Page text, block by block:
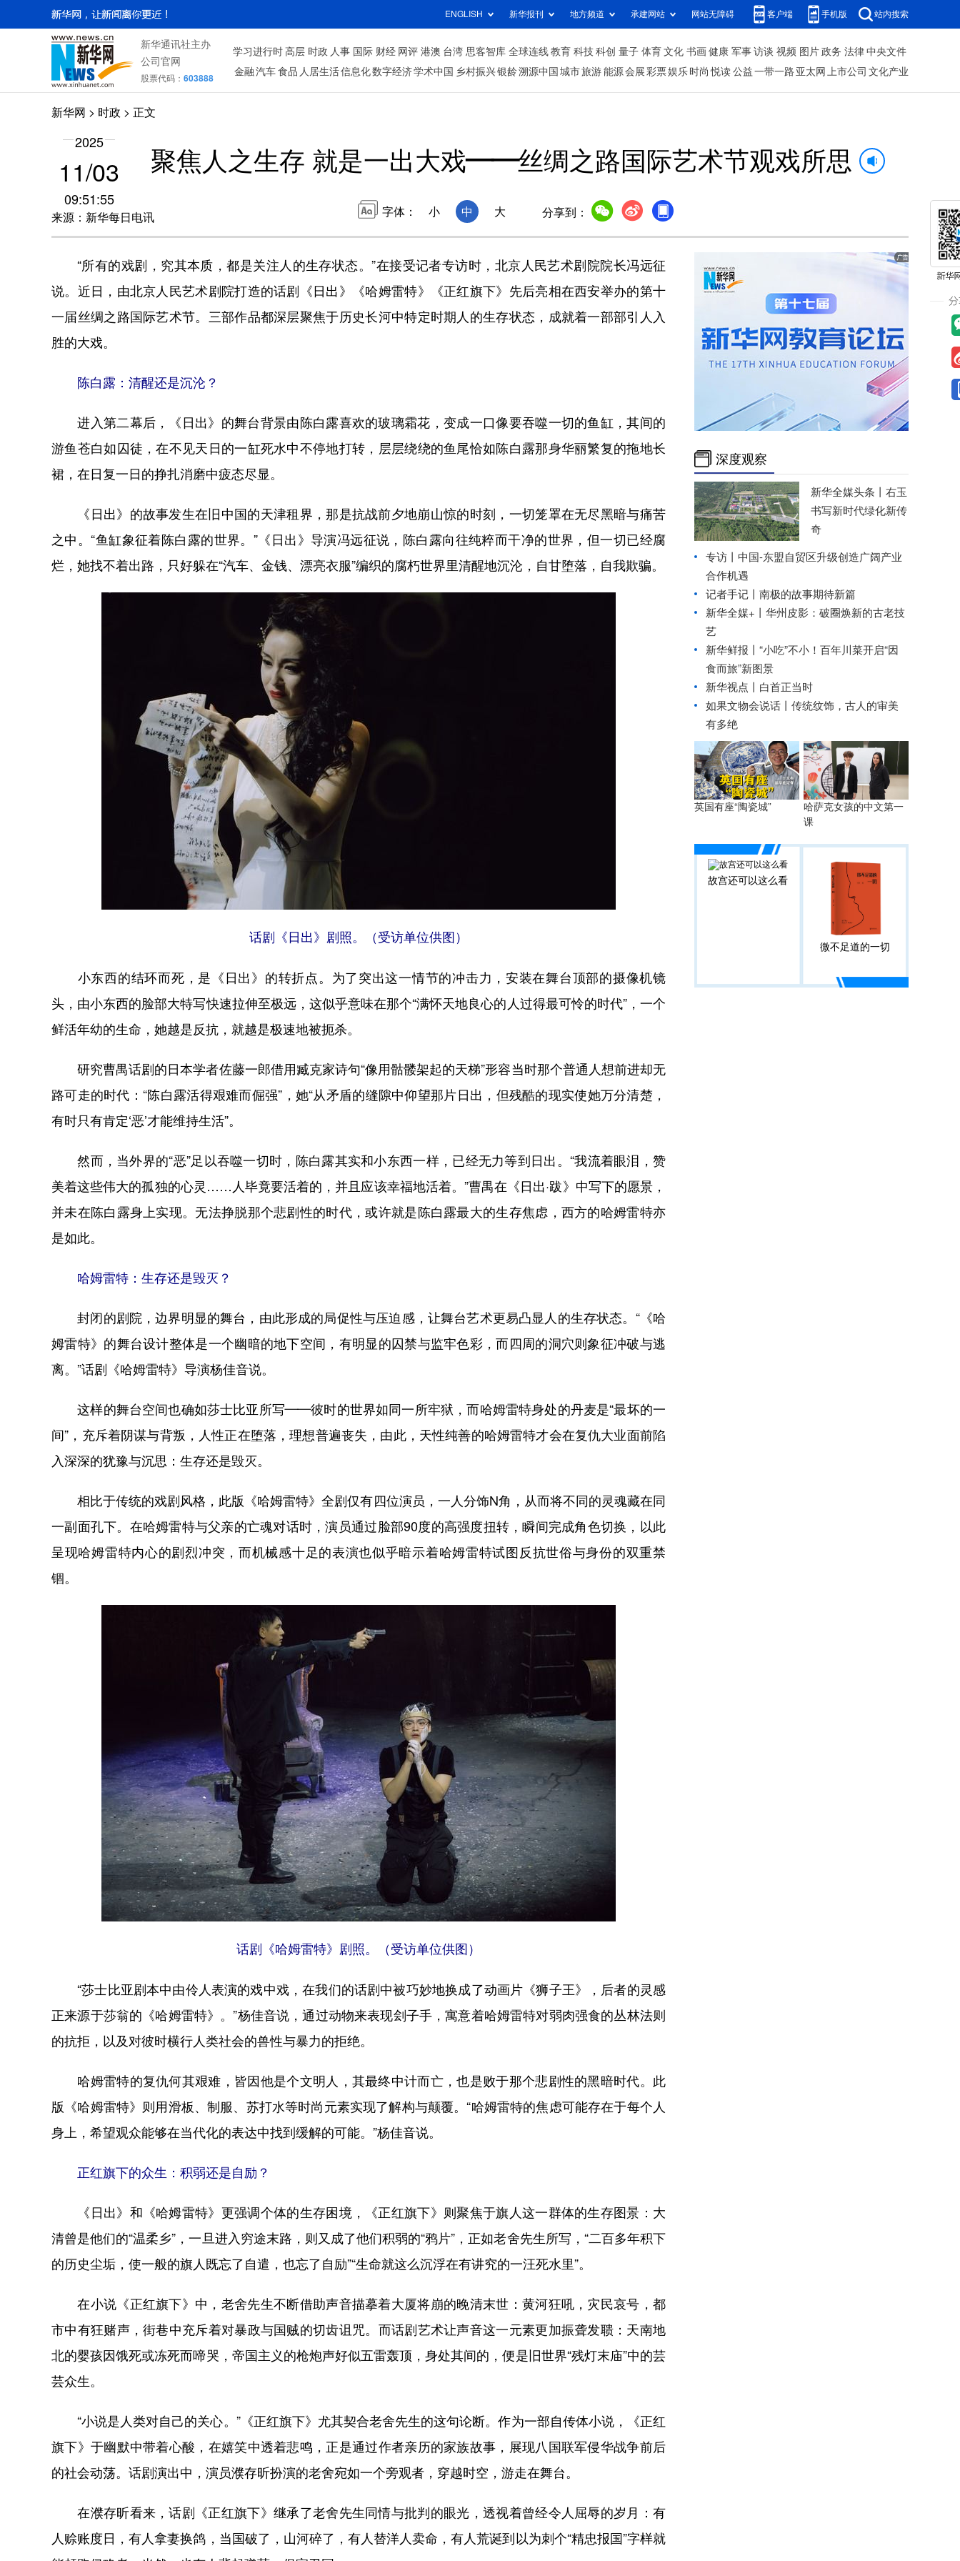
ENGLISH 新华报刊 地方频道 承建网站 网站无障碍 客户端 手机版 站内搜索
新华通讯社主办
公司官网
股票代码： 603888
学习进行时 高层 时政 人事 国际 财经 网评 港澳 台湾 思客智库 全球连线 教育 科技 科创 量子 体育 文化 书画 健康 军事 访谈 视频 图片 政务 法律 中央文件
金融 汽车 食品 人居生活信息化数字经济学术中国 乡村振兴银龄溯源中国 城市旅游 能源 会展 彩票娱乐 时尚 悦读 公益 一带一路 亚太网 上市公司 文化产业
新华网 > 时政 > 正文
2025
11/03
09:51:55
来源：新华每日电讯
聚焦人之生存 就是一出大戏——丝绸之路国际艺术节观戏所思
字体： 小 中 大 分享到：
“所有的戏剧，究其本质，都是关注人的生存状态。”在接受记者专访时，北京人民艺术剧院院长冯远征
说。近日，由北京人民艺术剧院打造的话剧《日出》《哈姆雷特》《正红旗下》先后亮相在西安举办的第十
一届丝绸之路国际艺术节。三部作品都深层聚焦于历史长河中特定时期人的生存状态，成就着一部部引人入
胜的大戏。
陈白露：清醒还是沉沦？
进入第二幕后，《日出》的舞台背景由陈白露喜欢的玻璃霜花，变成一口像要吞噬一切的鱼缸，其间的
游鱼苍白如囚徒，在不见天日的一缸死水中不停地打转，层层绕绕的鱼尾恰如陈白露那身华丽繁复的拖地长
裙，在日复一日的挣扎消磨中疲态尽显。
《日出》的故事发生在旧中国的天津租界，那是抗战前夕地崩山惊的时刻，一切笼罩在无尽黑暗与痛苦
之中。“鱼缸象征着陈白露的世界。”《日出》导演冯远征说，陈白露向往纯粹而干净的世界，但一切已经腐
烂，她找不着出路，只好躲在“汽车、金钱、漂亮衣服”编织的腐朽世界里清醒地沉沦，自甘堕落，自我欺骗。
话剧《日出》剧照。（受访单位供图）
小东西的结环而死，是《日出》的转折点。为了突出这一情节的冲击力，安装在舞台顶部的摄像机镜
头，由小东西的脸部大特写快速拉伸至极远，这似乎意味在那个“满怀天地良心的人过得最可怜的时代”，一个
鲜活年幼的生命，她越是反抗，就越是极速地被扼杀。
研究曹禺话剧的日本学者佐藤一郎借用臧克家诗句“像用骷髅架起的天梯”形容当时那个普通人想前进却无
路可走的时代：“陈白露活得艰难而倔强”，她“从矛盾的缝隙中仰望那片日出，但残酷的现实使她万分清楚，
有时只有肯定‘恶’才能维持生活”。
然而，当外界的“恶”足以吞噬一切时，陈白露其实和小东西一样，已经无力等到日出。“我流着眼泪，赞
美着这些伟大的孤独的心灵……人毕竟要活着的，并且应该幸福地活着。”曹禺在《日出·跋》中写下的愿景，
并未在陈白露身上实现。无法挣脱那个悲剧性的时代，或许就是陈白露最大的生存焦虑，西方的哈姆雷特亦
是如此。
哈姆雷特：生存还是毁灭？
封闭的剧院，边界明显的舞台，由此形成的局促性与压迫感，让舞台艺术更易凸显人的生存状态。“《哈
姆雷特》的舞台设计整体是一个幽暗的地下空间，有明显的囚禁与监牢色彩，而四周的洞穴则象征冲破与逃
离。”话剧《哈姆雷特》导演杨佳音说。
这样的舞台空间也确如莎士比亚所写——彼时的世界如同一所牢狱，而哈姆雷特身处的丹麦是“最坏的一
间”，充斥着阴谋与背叛，人性正在堕落，理想普遍丧失，由此，天性纯善的哈姆雷特才会在复仇大业面前陷
入深深的犹豫与沉思：生存还是毁灭。
相比于传统的戏剧风格，此版《哈姆雷特》全剧仅有四位演员，一人分饰N角，从而将不同的灵魂藏在同
一副面孔下。在哈姆雷特与父亲的亡魂对话时，演员通过脸部90度的高强度扭转，瞬间完成角色切换，以此
呈现哈姆雷特内心的剧烈冲突，而机械感十足的表演也似乎暗示着哈姆雷特试图反抗世俗与身份的双重禁
锢。
话剧《哈姆雷特》剧照。（受访单位供图）
“莎士比亚剧本中由伶人表演的戏中戏，在我们的话剧中被巧妙地换成了动画片《狮子王》，后者的灵感
正来源于莎翁的《哈姆雷特》。”杨佳音说，通过动物来表现刽子手，寓意着哈姆雷特对弱肉强食的丛林法则
的抗拒，以及对彼时横行人类社会的兽性与暴力的拒绝。
哈姆雷特的复仇何其艰难，皆因他是个文明人，其最终中计而亡，也是败于那个悲剧性的黑暗时代。此
版《哈姆雷特》则用滑板、制服、苏打水等时尚元素实现了解构与颠覆。“哈姆雷特的焦虑可能存在于每个人
身上，希望观众能够在当代化的表达中找到缓解的可能。”杨佳音说。
正红旗下的众生：积弱还是自励？
《日出》和《哈姆雷特》更强调个体的生存困境，《正红旗下》则聚焦于旗人这一群体的生存图景：大
清曾是他们的“温柔乡”，一旦进入穷途末路，则又成了他们积弱的“鸦片”，正如老舍先生所写，“二百多年积下
的历史尘垢，使一般的旗人既忘了自遣，也忘了自励”“生命就这么沉浮在有讲究的一汪死水里”。
在小说《正红旗下》中，老舍先生不断借助声音描摹着大厦将崩的晚清末世：黄河狂吼，灾民哀号，都
市中有狂赌声，街巷中充斥着对暴政与国贼的切齿诅咒。而话剧艺术让声音这一元素更加振聋发聩：天南地
北的婴孩因饿死或冻死而啼哭，帝国主义的枪炮声好似五雷轰顶，身处其间的，便是旧世界“残灯末庙”中的芸
芸众生。
“小说是人类对自己的关心。”《正红旗下》尤其契合老舍先生的这句论断。作为一部自传体小说，《正红
旗下》于幽默中带着心酸，在嬉笑中透着悲鸣，正是通过作者亲历的家族故事，展现八国联军侵华战争前后
的社会动荡。话剧演出中，演员濮存昕扮演的老舍宛如一个旁观者，穿越时空，游走在舞台。
在濮存昕看来，话剧《正红旗下》继承了老舍先生同情与批判的眼光，透视着曾经令人屈辱的岁月：有
人赊账度日，有人拿妻换鸽，当国破了，山河碎了，有人替洋人卖命，有人荒诞到以为刺个“精忠报国”字样就
深度观察
新华全媒头条丨 右玉
书写新时代绿化新传
奇
专访丨中国-东盟自贸区升级创造广阔产业
合作机遇
记者手记丨南极的故事期待新篇
新华全媒+丨 华州皮影：破圈焕新的古老技
艺
新华鲜报丨“小吃”不小！百年川菜开启“因
食而旅”新图景
新华视点丨 白首正当时
如果文物会说话丨传统纹饰，古人的审美
有多绝
英国有座“陶瓷城”
哈萨克女孩的中文第一
课
故宫还可以这么看
微不足道的一切